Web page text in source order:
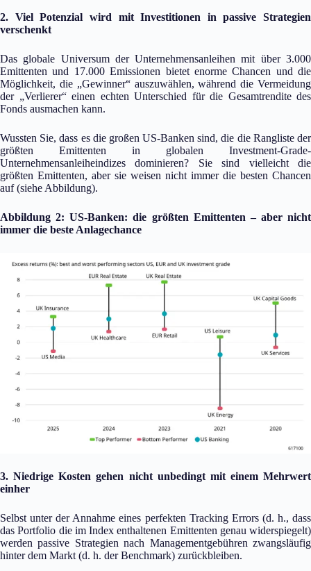
2. Viel Potenzial wird mit Investitionen in passive Strategien
verschenkt
Das globale Universum der Unternehmensanleihen mit über 3.000
Emittenten und 17.000 Emissionen bietet enorme Chancen und die
Möglichkeit, die „Gewinner“ auszuwählen, während die Vermeidung
der „Verlierer“ einen echten Unterschied für die Gesamtrendite des
Fonds ausmachen kann.
Wussten Sie, dass es die großen US-Banken sind, die die Rangliste der
größten Emittenten in globalen Investment-Grade-
Unternehmensanleiheindizes dominieren? Sie sind vielleicht die
größten Emittenten, aber sie weisen nicht immer die besten Chancen
auf (siehe Abbildung).
Abbildung 2: US-Banken: die größten Emittenten – aber nicht
immer die beste Anlagechance
3. Niedrige Kosten gehen nicht unbedingt mit einem Mehrwert
einher
Selbst unter der Annahme eines perfekten Tracking Errors (d. h., dass
das Portfolio die im Index enthaltenen Emittenten genau widerspiegelt)
werden passive Strategien nach Managementgebühren zwangsläufig
hinter dem Markt (d. h. der Benchmark) zurückbleiben.